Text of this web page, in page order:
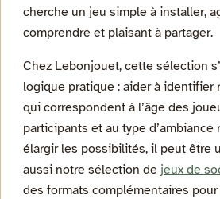
cherche un jeu simple à installer,
comprendre et plaisant à partager.
Chez Lebonjouet, cette sélection
logique pratique : aider à identifier
qui correspondent à l’âge des
participants et au type d’ambiance
élargir les possibilités, il peut être
aussi notre sélection de jeux de
des formats complémentaires